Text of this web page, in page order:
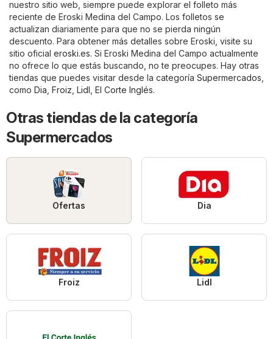
nuestro sitio web, siempre puede explorar el folleto más
reciente de Eroski Medina del Campo. Los folletos se
actualizan diariamente para que no se pierda ningún
descuento. Para obtener más detalles sobre Eroski, visite su
sitio oficial eroski.es. Si Eroski Medina del Campo actualmente
no ofrece lo que estás buscando, no te preocupes. Hay otras
tiendas que puedes visitar desde la categoría Supermercados
como Dia Froiz Lidl El Corte Inglés.
Otras tiendas de la categoría
Supermercados
Ofertas Dia
Froiz Lidl